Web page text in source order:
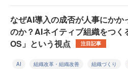
なぜAI導入の成否が人事にかか
のか？AIネイティブ組織をつく
OS」という視点
注目記事
AI 組織改革・組織改善 組織づくり